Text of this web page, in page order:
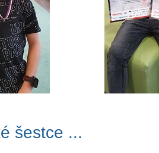
šestce ...